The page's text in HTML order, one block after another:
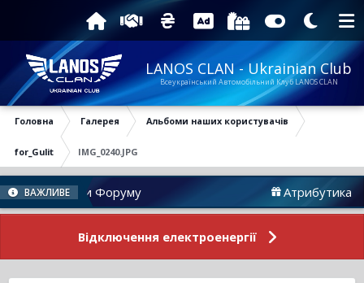
LANOS CLAN - Ukrainian Club
Всеукраїнський Автомобільний Клуб LANOS CLAN
Головна Галерея Альбоми наших користувачів
for_Gulit IMG_0240.JPG
ВАЖЛИВЕ
Новини Форуму Атрибутика
Відключення електроенергії